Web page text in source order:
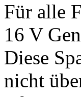
Für alle
16 V
Diese
nicht